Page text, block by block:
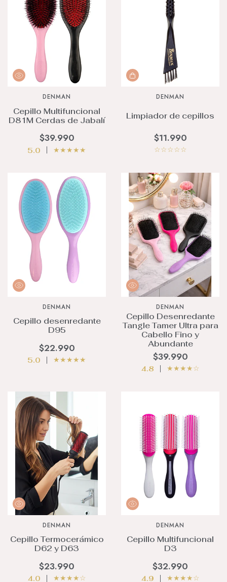
DENMAN
Cepillo Multifuncional
D81M Cerdas de Jabalí
$39.990
5.0 ★★★★★
DENMAN
Limpiador de cepillos
$11.990
☆☆☆☆☆
DENMAN
Cepillo desenredante
D95
$22.990
5.0 ★★★★★
DENMAN
Cepillo Desenredante
Tangle Tamer Ultra para
Cabello Fino y
Abundante
$39.990
4.8 ★★★★☆
DENMAN
Cepillo Termocerámico
D62 y D63
$23.990
4.0 ★★★★☆
DENMAN
Cepillo Multifuncional
D3
$32.990
4.9 ★★★★☆